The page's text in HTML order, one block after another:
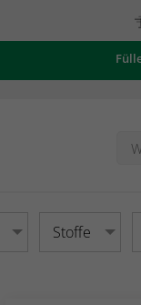
Stoffe